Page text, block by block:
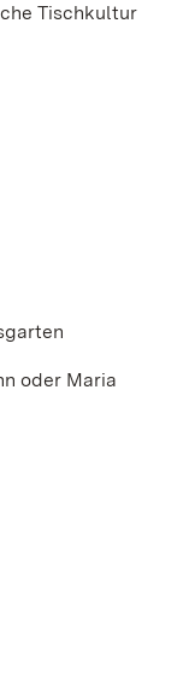
Tischkultur
oder Maria